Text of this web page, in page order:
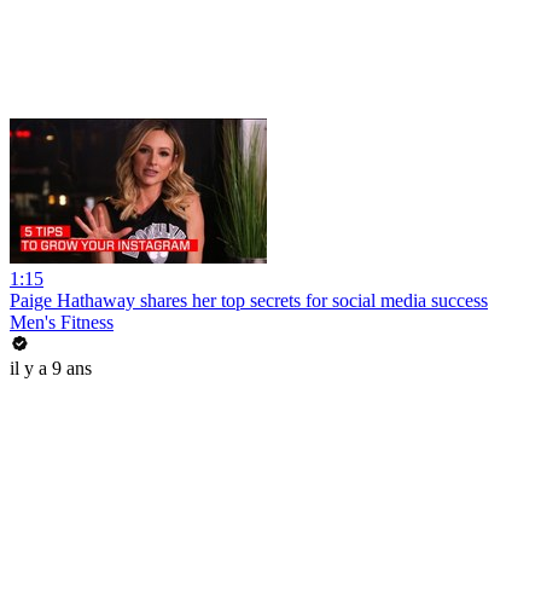
1:15
Paige Hathaway shares her top secrets for social media success
Men's Fitness
il y a 9 ans